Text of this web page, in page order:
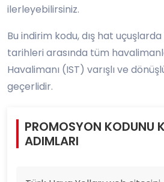
ilerleyebilirsiniz.
Bu indirim kodu, dış hat
tarihleri arasında tüm
Havalimanı (IST) varışlı ve
geçerlidir.
PROMOSYON KODUNU
ADIMLARI